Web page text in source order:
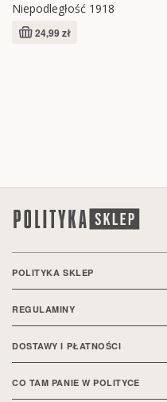
Niepodległość 1918
24,99 zł
POLITYKA SKLEP
REGULAMINY
Polityka
DOSTAWY I PŁATNOŚCI
CO TAM PANIE W POLITYCE